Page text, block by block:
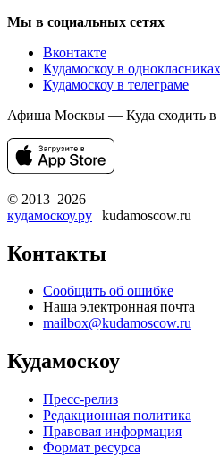
Мы в социальных сетях
Вконтакте
Кудамоскоу в однокласниках
Кудамоскоу в телеграме
Афиша Москвы — Куда сходить в
© 2013–2026
кудамоскоу.ру | kudamoscow.ru
Контакты
Сообщить об ошибке
Наша электронная почта
mailbox@kudamoscow.ru
Кудамоскоу
Пресс-релиз
Редакционная политика
Правовая информация
Формат ресурса